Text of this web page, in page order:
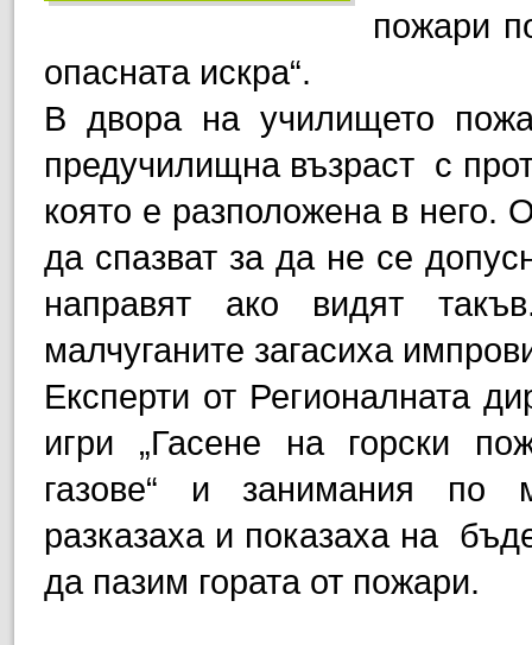
пожари
опасната искра“.
В двора на училището
предучилищна възраст с
която е разположена в него.
да спазват за да не се
направят ако видят
малчуганите загасиха
Експерти от Регионалната
игри „Гасене на горски
газове“ и занимания по
разказаха и показаха на
да пазим гората от пожари.